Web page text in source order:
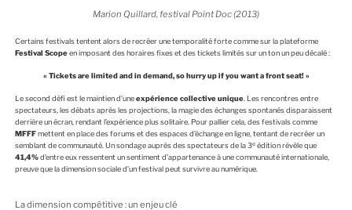
Marion Quillard, festival Point Doc (2013)
Certains festivals tentent alors de recréer une temporalité forte comme sur la plateforme
Festival Scopeen imposant des horaires fixes et des tickets limités sur un ton un peu décalé :
« Tickets are limited and in demand, so hurry up if you want a front seat! »
Le second défi est le maintien d’uneexpérience collective unique. Les rencontres entre
spectateurs, les débats après les projections, la magie des échanges spontanés disparaissent
derrière un écran, rendant l’expérience plus solitaire. Pour pallier cela, des festivals comme
MFFFmettent en place des forums et des espaces d’échange en ligne, tentant de recréer un
semblant de communauté. Un sondage auprès des spectateurs de la 3eédition révèle que
41,4%d’entre eux ressentent un sentiment d’appartenance à une communauté internationale,
preuve que la dimension sociale d’un festival peut survivre au numérique.
La dimension compétitive : un enjeu clé